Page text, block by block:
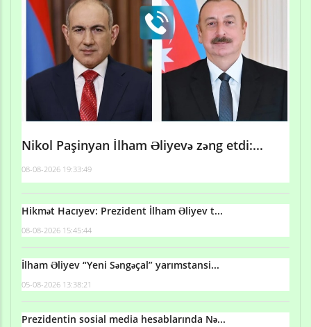
Nikol Paşinyan İlham Əliyevə zəng etdi:...
08-08-2026 19:33:49
Hikmət Hacıyev: Prezident İlham Əliyev t...
08-08-2026 15:45:44
İlham Əliyev “Yeni Səngəçal” yarımstansi...
05-08-2026 13:38:21
Prezidentin sosial media hesablarında Nə...